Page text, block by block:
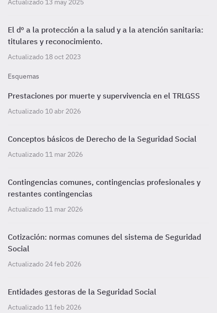
Actualizado 13 may 2025
El dº a la protección a la salud y a la atención sanitaria:
titulares y reconocimiento.
Actualizado 18 oct 2023
Esquemas
Prestaciones por muerte y supervivencia en el TRLGSS
Actualizado 10 abr 2026
Conceptos básicos de Derecho de la Seguridad Social
Actualizado 11 mar 2026
Contingencias comunes, contingencias profesionales y
restantes contingencias
Actualizado 11 mar 2026
Cotización: normas comunes del sistema de Seguridad
Social
Actualizado 24 feb 2026
Entidades gestoras de la Seguridad Social
Actualizado 11 feb 2026